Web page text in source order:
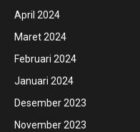
April 2024
Maret 2024
Februari 2024
Januari 2024
Desember 2023
November 2023